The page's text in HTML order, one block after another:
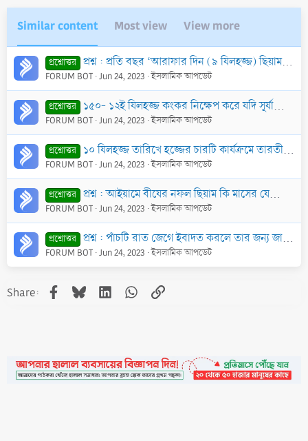
Similar content Most view View more
প্রশ্নোত্তর প্রশ্ন : প্রতি বছর ‘আরাফার দিন (৯ যিলহজ্জ) ছিয়াম রাখা সুন্নাত। কিন্তু বাংলাদেশের হিসাব অনুযায়ী সাধারণত ৮ কিংবা ৭ যিলহজ্জ তারিখে ‘আরাফা হয়। এক্ষণে করণী
FORUM BOT Jun 24, 2023 ইসলামিক আপডেট
প্রশ্নোত্তর ১৫০- ১২ই যিলহজ্জ কংকর নিক্ষেপ করে যদি সূর্যাস্তের পূর্বে মিনা ত্যাগ করতে না পারে তাহলে এর বিধান কি?
FORUM BOT Jun 24, 2023 ইসলামিক আপডেট
প্রশ্নোত্তর ১০ যিলহজ্জ তারিখে হজ্জের চারটি কার্যক্রমে তারতীব বা ধারাবাহিকতা ঠিক রাখার হুকুম কি?
FORUM BOT Jun 24, 2023 ইসলামিক আপডেট
প্রশ্নোত্তর প্রশ্ন : আইয়ামে বীযের নফল ছিয়াম কি মাসের যেকোন তিনদিন রাখলে হবে, না কি ১৩, ১৪ ও ১৫ তারিখেই রাখতে হবে? তারিখ যদি নির্দিষ্ট হয় সেক্ষেত্রে যিলহজ্জ মাসের
FORUM BOT Jun 24, 2023 ইসলামিক আপডেট
প্রশ্নোত্তর প্রশ্ন : পাঁচটি রাত জেগে ইবাদত করলে তার জন্য জান্নাত যরূরী হয়ে যাবে। (১) তারবিয়ার রাত বা যিলহজ্জের ৮ তারিখের রাত (২) ‘আরাফার রাত (৩) কুরবানীর রাত (৪)
FORUM BOT Jun 24, 2023 ইসলামিক আপডেট
Share: Facebook
BlueskyLinkedInWhatsApp
Link